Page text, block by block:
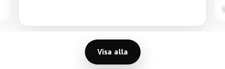
Visa alla